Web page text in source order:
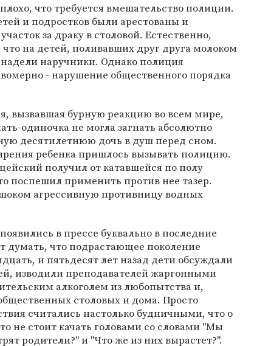
что требуется вмешательство полиции.
и подростков были арестованы и
за драку в столовой. Естественно,
на детей, поливавших друг друга молоком
наручники. Однако полиция
- нарушение общественного порядка
вызвавшая бурную реакцию во всем мире,
одиночка не могла загнать абсолютно
десятилетнюю дочь в душ перед сном.
ребенка пришлось вызывать полицию.
получил от катавшейся по полу
поспешил применить против нее тазер.
агрессивную противницу водных
в прессе буквально в последние
думать, что подрастающее поколение
и пятьдесят лет назад дети обсуждали
изводили преподавателей жаргонными
алкоголем из любопытства и,
столовых и дома. Просто
считались настолько будничными, что о
не стоит качать головами со словами "Мы
родители?" и "Что же из них вырастет?".